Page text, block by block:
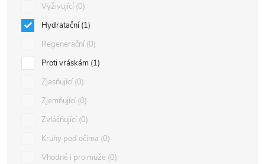
Vyživující 0
Hydratační 1
Regenerační 0
Proti vráskám 1
Zjasňující 0
Zjemňující 0
Zvláčňující 0
Kruhy pod očima 0
Vhodné i pro muže 0